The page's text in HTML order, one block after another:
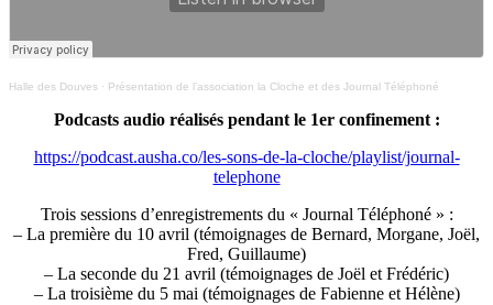
Halle des Douves · Présentation de l’association la Cloche et des Journal Téléphoné
Podcasts audio réalisés pendant le 1er confinement :
https://podcast.ausha.co/les-sons-de-la-cloche/playlist/journal-
telephone
Trois sessions d’enregistrements du « Journal Téléphoné » :
– La première du 10 avril (témoignages de Bernard, Morgane, Joël,
Fred, Guillaume)
– La seconde du 21 avril (témoignages de Joël et Frédéric)
– La troisième du 5 mai (témoignages de Fabienne et Hélène)